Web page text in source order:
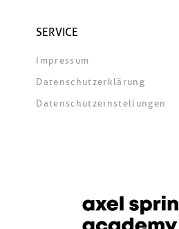
SERVICE
Impressum
Datenschutzerklärung
Datenschutzeinstellungen